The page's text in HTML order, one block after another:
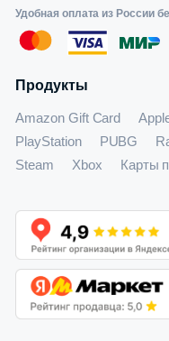
Удобная оплата из России
Продукты
Amazon Gift Card
PlayStation
PUBG
Steam
Xbox Карты